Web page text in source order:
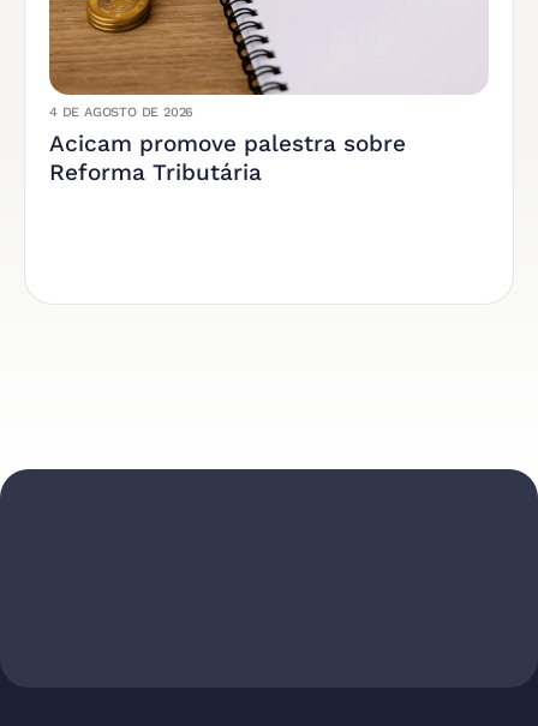
4 DE AGOSTO DE 2026
Acicam promove palestra sobre
Reforma Tributária